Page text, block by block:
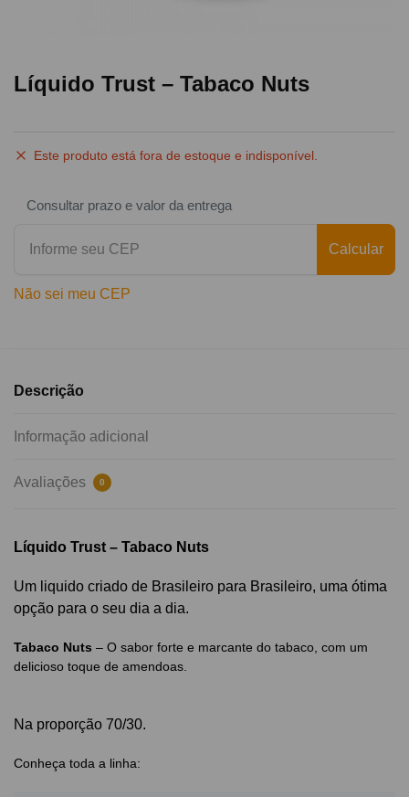
Líquido Trust – Tabaco Nuts
Este produto está fora de estoque e indisponível.
Consultar prazo e valor da entrega
Calcular
Não sei meu CEP
Descrição
Informação adicional
Avaliações 0
Líquido Trust – Tabaco Nuts
Um liquido criado de Brasileiro para Brasileiro, uma ótima
opção para o seu dia a dia.
Tabaco Nuts – O sabor forte e marcante do tabaco, com um
delicioso toque de amendoas.
Na proporção 70/30.
Conheça toda a linha: